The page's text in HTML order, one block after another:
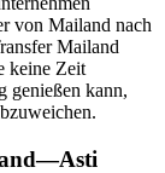
von Mailand nach
Mailand
keine Zeit
genießen kann,